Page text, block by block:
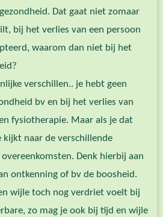
Dat gaat niet zomaar
bij het verlies van een persoon
waarom dan niet bij het
verschillen.. je hebt geen
bv en bij het verlies van
fysiotherapie. Maar als je dat
kijkt naar de verschillende
Denk hierbij aan
ontkenning of bv de boosheid.
wijle toch nog verdriet voelt bij
zo mag je ook bij tijd en wijle